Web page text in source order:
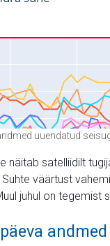
uuendatud
näitab satelliidilt
väärtust
juhul on tegemist
andmed